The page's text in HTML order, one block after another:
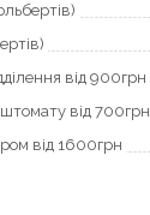
від 900грн
від 700грн
від 1600грн